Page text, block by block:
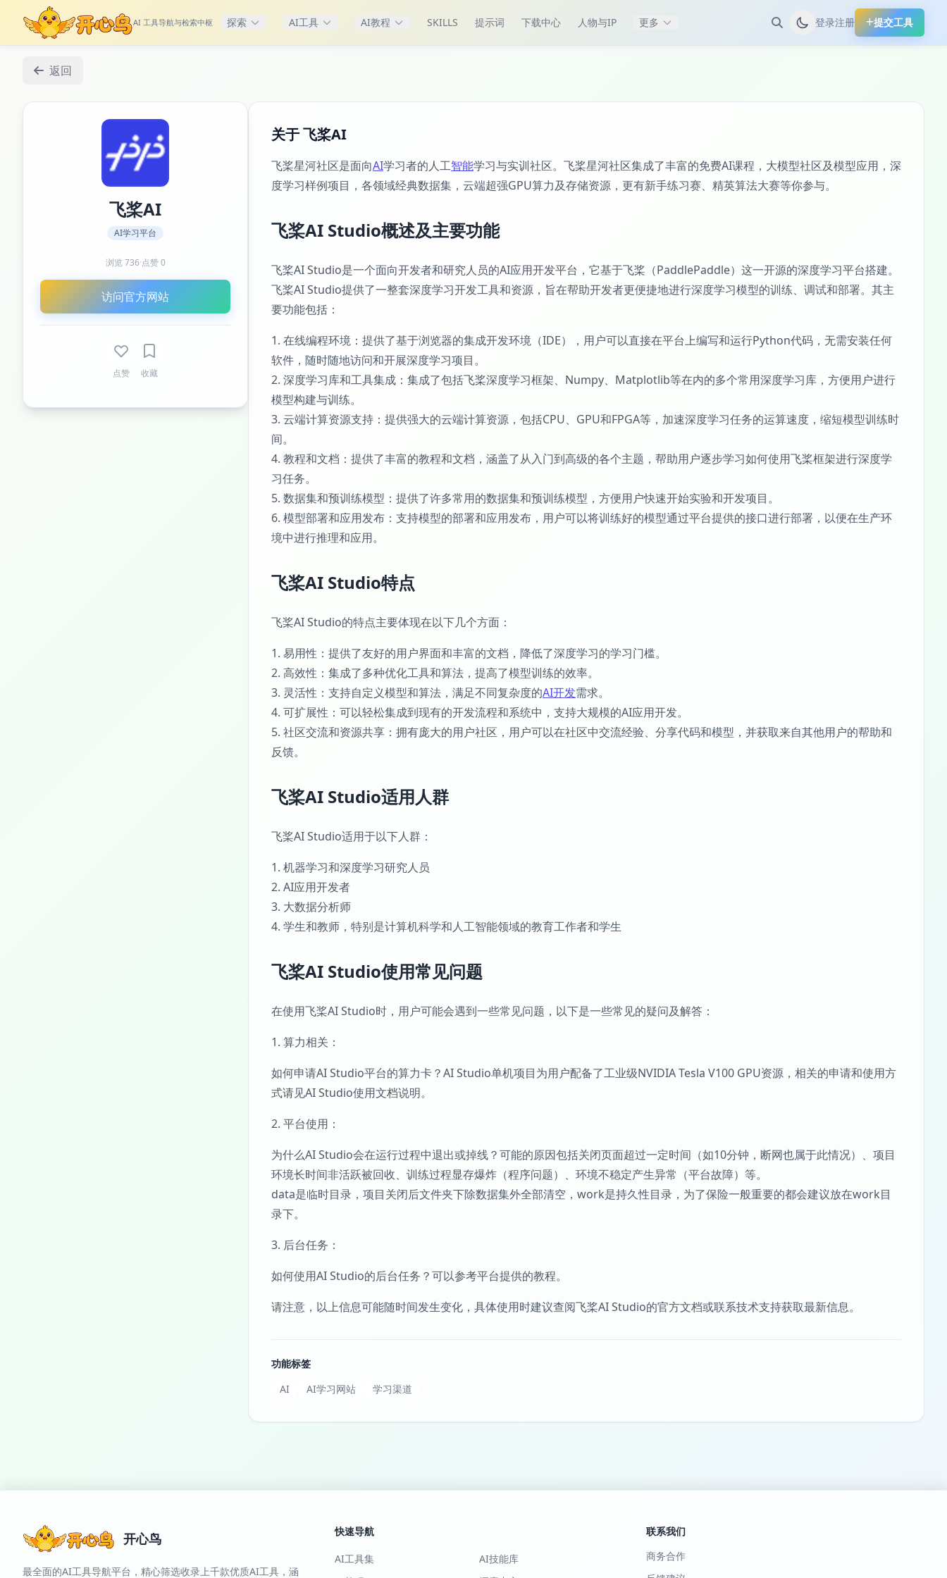
AI 工具导航与检索中枢 探索 AI工具 AI教程 SKILLS 提示词 下载中心 人物与IP 更多 登录注册 提交工具
返回
飞桨AI
AI学习平台
浏览736·点赞0
访问官方网站
点赞 收藏
关于 飞桨AI
飞桨星河社区是面向AI学习者的人工智能学习与实训社区。飞桨星河社区集成了丰富的免费AI课程，大模型社区及模型应用，深
度学习样例项目，各领域经典数据集，云端超强GPU算力及存储资源，更有新手练习赛、精英算法大赛等你参与。
飞桨AI Studio概述及主要功能
飞桨AI Studio是一个面向开发者和研究人员的AI应用开发平台，它基于飞桨（PaddlePaddle）这一开源的深度学习平台搭建。
飞桨AI Studio提供了一整套深度学习开发工具和资源，旨在帮助开发者更便捷地进行深度学习模型的训练、调试和部署。其主
要功能包括：
1. 在线编程环境：提供了基于浏览器的集成开发环境（IDE），用户可以直接在平台上编写和运行Python代码，无需安装任何
软件，随时随地访问和开展深度学习项目。
2. 深度学习库和工具集成：集成了包括飞桨深度学习框架、Numpy、Matplotlib等在内的多个常用深度学习库，方便用户进行
模型构建与训练。
3. 云端计算资源支持：提供强大的云端计算资源，包括CPU、GPU和FPGA等，加速深度学习任务的运算速度，缩短模型训练时
间。
4. 教程和文档：提供了丰富的教程和文档，涵盖了从入门到高级的各个主题，帮助用户逐步学习如何使用飞桨框架进行深度学
习任务。
5. 数据集和预训练模型：提供了许多常用的数据集和预训练模型，方便用户快速开始实验和开发项目。
6. 模型部署和应用发布：支持模型的部署和应用发布，用户可以将训练好的模型通过平台提供的接口进行部署，以便在生产环
境中进行推理和应用。
飞桨AI Studio特点
飞桨AI Studio的特点主要体现在以下几个方面：
1. 易用性：提供了友好的用户界面和丰富的文档，降低了深度学习的学习门槛。
2. 高效性：集成了多种优化工具和算法，提高了模型训练的效率。
3. 灵活性：支持自定义模型和算法，满足不同复杂度的AI开发需求。
4. 可扩展性：可以轻松集成到现有的开发流程和系统中，支持大规模的AI应用开发。
5. 社区交流和资源共享：拥有庞大的用户社区，用户可以在社区中交流经验、分享代码和模型，并获取来自其他用户的帮助和
反馈。
飞桨AI Studio适用人群
飞桨AI Studio适用于以下人群：
1. 机器学习和深度学习研究人员
2. AI应用开发者
3. 大数据分析师
4. 学生和教师，特别是计算机科学和人工智能领域的教育工作者和学生
飞桨AI Studio使用常见问题
在使用飞桨AI Studio时，用户可能会遇到一些常见问题，以下是一些常见的疑问及解答：
1. 算力相关：
如何申请AI Studio平台的算力卡？AI Studio单机项目为用户配备了工业级NVIDIA Tesla V100 GPU资源，相关的申请和使用方
式请见AI Studio使用文档说明。
2. 平台使用：
为什么AI Studio会在运行过程中退出或掉线？可能的原因包括关闭页面超过一定时间（如10分钟，断网也属于此情况）、项目
环境长时间非活跃被回收、训练过程显存爆炸（程序问题）、环境不稳定产生异常（平台故障）等。
data是临时目录，项目关闭后文件夹下除数据集外全部清空，work是持久性目录，为了保险一般重要的都会建议放在work目
录下。
3. 后台任务：
如何使用AI Studio的后台任务？可以参考平台提供的教程。
请注意，以上信息可能随时间发生变化，具体使用时建议查阅飞桨AI Studio的官方文档或联系技术支持获取最新信息。
功能标签
AI
AI学习网站 学习渠道
开心鸟
最全面的AI工具导航平台，精心筛选收录上千款优质AI工具，涵
快速导航
AI工具集
AI技能库
联系我们
商务合作